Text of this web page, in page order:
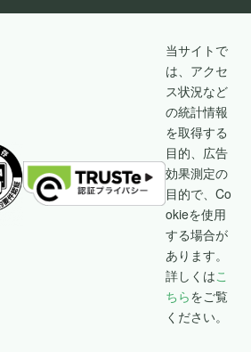
当サイトで
は、アクセ
ス状況など
の統計情報
を取得する
目的、広告
効果測定の
目的で、Co
okieを使用
する場合が
あります。
詳しくはこ
ちらをご覧
ください。